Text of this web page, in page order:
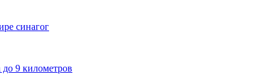
синагог
9 километров